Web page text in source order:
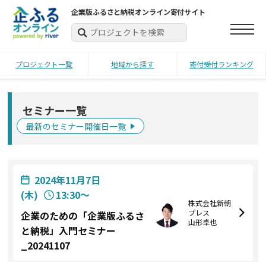
企業版ふるさと納税オンライン寄付サイト
プロジェクト一覧 地域から探す 寄付受付ランキング
セミナー一覧
最新のセミナー開催日一覧
2024年11月7日
(木)
13:30〜
企業のための「企業版ふるさ
と納税」入門セミナー
_20241107
株式会社新朝
プレス
山形卓也